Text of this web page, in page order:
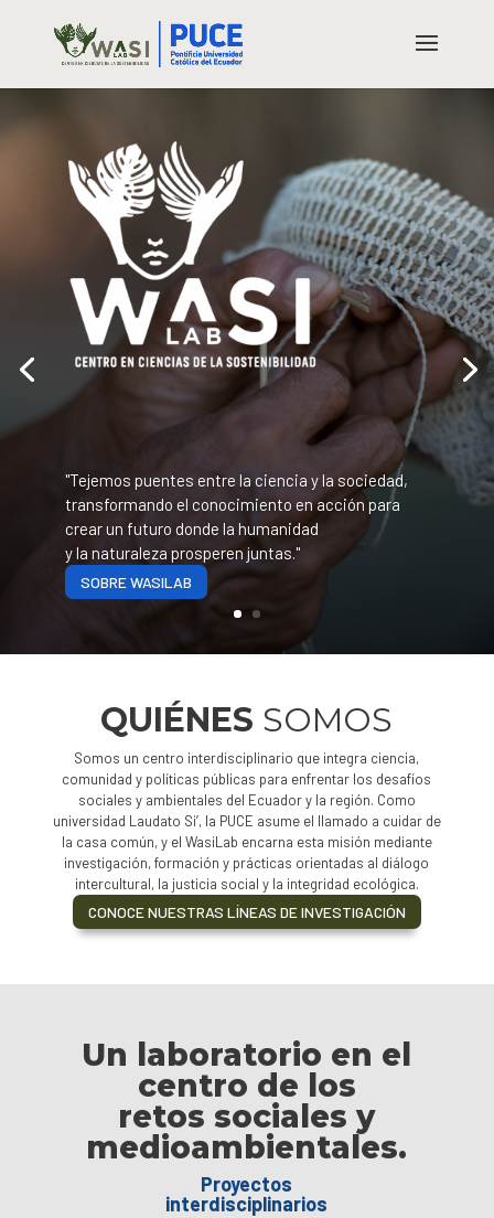
"Tejemos puentes entre la ciencia y la sociedad,
transformando el conocimiento en acción para
crear un futuro donde la humanidad
y la naturaleza prosperen juntas."
SOBRE WASILAB
QUIÉNES SOMOS
Somos un centro interdisciplinario que integra ciencia,
comunidad y políticas públicas para enfrentar los desafíos
sociales y ambientales del Ecuador y la región. Como
universidad Laudato Si’, la PUCE asume el llamado a cuidar de
la casa común, y el WasiLab encarna esta misión mediante
investigación, formación y prácticas orientadas al diálogo
intercultural, la justicia social y la integridad ecológica.
CONOCE NUESTRAS LÍNEAS DE INVESTIGACIÓN
Un laboratorio en el
centro de los
retos sociales y
medioambientales.
Proyectos
interdisciplinarios